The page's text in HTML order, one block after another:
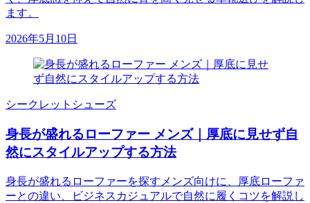
ます。
2026年5月10日
シークレットシューズ
身長が盛れるローファー メンズ｜厚底に見せず自
然にスタイルアップする方法
身長が盛れるローファーを探すメンズ向けに、厚底ローファ
ーとの違い、ビジネスカジュアルで自然に履くコツを解説し